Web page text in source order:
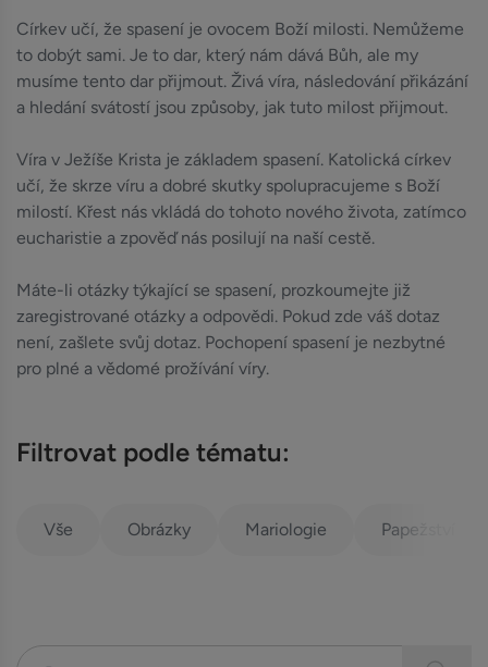
Církev učí, že spasení je ovocem Boží milosti. Nemůžeme
to dobýt sami. Je to dar, který nám dává Bůh, ale my
musíme tento dar přijmout. Živá víra, následování přikázání
a hledání svátostí jsou způsoby, jak tuto milost přijmout.
Víra v Ježíše Krista je základem spasení. Katolická církev
učí, že skrze víru a dobré skutky spolupracujeme s Boží
milostí. Křest nás vkládá do tohoto nového života, zatímco
eucharistie a zpověď nás posilují na naší cestě.
Máte-li otázky týkající se spasení, prozkoumejte již
zaregistrované otázky a odpovědi. Pokud zde váš dotaz
není, zašlete svůj dotaz. Pochopení spasení je nezbytné
pro plné a vědomé prožívání víry.
Filtrovat podle tématu:
Vše Obrázky Mariologie Papežství